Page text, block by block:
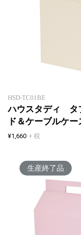
マルチに使えるヘッドホ
HSD-TC01BE
ハウスタディ タ
ド＆ケーブルケ
¥1,660 + 税
生産終了品